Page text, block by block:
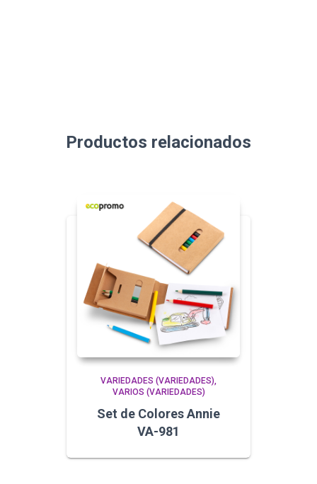
Productos relacionados
VARIEDADES (VARIEDADES)
VARIOS (VARIEDADES)
Set de Colores Annie
VA-981